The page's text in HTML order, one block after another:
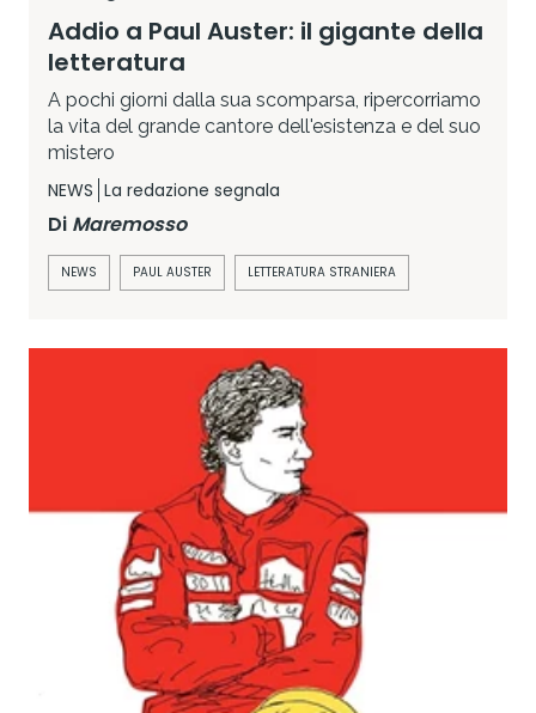
Addio a Paul Auster: il gigante della
letteratura
A pochi giorni dalla sua scomparsa, ripercorriamo
la vita del grande cantore dell'esistenza e del suo
mistero
NEWS La redazione segnala
Di Maremosso
NEWS PAUL AUSTER LETTERATURA STRANIERA